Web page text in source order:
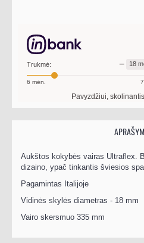
Trukmė: − 18
6 mėn.
Pavyzdžiui, skolinantis
Aukštos kokybės vairas Ultraflex.
dizaino, ypač tinkantis šviesios
Pagamintas Italijoje
Vidinės skylės diametras - 18 mm
Vairo skersmuo 335 mm